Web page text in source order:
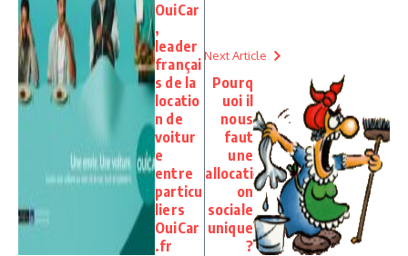
OuiCar
,
leader
françai
s de la
locatio
n de
voitur
e
entre
particu
liers
OuiCar
.fr
Next Article
Pourq
uoi il
nous
faut
une
allocati
on
sociale
unique
?